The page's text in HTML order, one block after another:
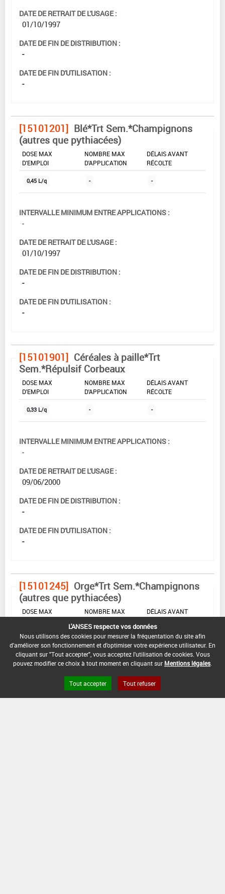
DATE DE RETRAIT DE L'USAGE :
01/10/1997
DATE DE FIN DE DISTRIBUTION :
-
DATE DE FIN D'UTILISATION :
-
[15101201] Blé*Trt Sem.*Champignons
(autres que pythiacées)
DOSE MAX
D'EMPLOI
NOMBRE MAX
D'APPLICATION
DÉLAIS AVANT
RÉCOLTE
0,45 L/q - -
INTERVALLE MINIMUM ENTRE APPLICATIONS :
-
DATE DE RETRAIT DE L'USAGE :
01/10/1997
DATE DE FIN DE DISTRIBUTION :
-
DATE DE FIN D'UTILISATION :
-
[15101901] Céréales à paille*Trt
Sem.*Répulsif Corbeaux
DOSE MAX
D'EMPLOI
NOMBRE MAX
D'APPLICATION
DÉLAIS AVANT
RÉCOLTE
0,33 L/q - -
INTERVALLE MINIMUM ENTRE APPLICATIONS :
-
DATE DE RETRAIT DE L'USAGE :
09/06/2000
DATE DE FIN DE DISTRIBUTION :
-
DATE DE FIN D'UTILISATION :
-
[15101245] Orge*Trt Sem.*Champignons
(autres que pythiacées)
DOSE MAX
NOMBRE MAX
DÉLAIS AVANT
0,45 L/q - -
INTERVALLE MINIMUM ENTRE APPLICATIONS :
DATE DE RETRAIT DE L'USAGE :
L'ANSES respecte vos données
Nous utilisons des cookies pour mesurer la fréquentation du site afin
d'améliorer son fonctionnement et d'optimiser votre expérience utilisateur. En
cliquant sur "Tout accepter", vous acceptez l'utilisation de cookies. Vous
pouvez modifier ce choix à tout moment en cliquant sur Mentions légales
Tout accepter Tout refuser